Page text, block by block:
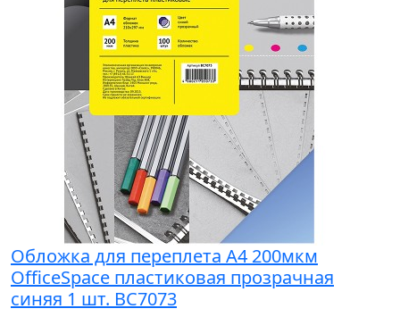
Обложка для переплета А4 200мкм
OfficeSpace пластиковая прозрачная
синяя 1 шт. BC7073